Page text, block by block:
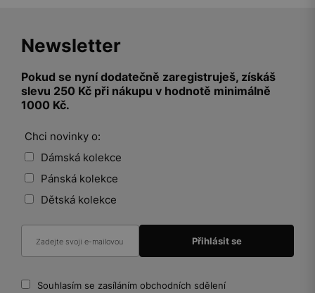
Newsletter
Pokud se nyní dodatečně zaregistruješ, získáš
slevu 250 Kč při nákupu v hodnotě minimálně
1000 Kč.
Chci novinky o:
Dámská kolekce
Pánská kolekce
Dětská kolekce
Souhlasím se zasíláním obchodních sdělení